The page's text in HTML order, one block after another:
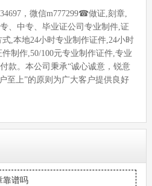
，微信m777299☎做证,刻章,
、中专、毕业证公司专业制件,证
,本地24小时专业制作证件,24小时
制作,50/100元专业制作证件,专业
款。本公司秉承“诚心诚意，锐意
至上”的原则为广大客户提供良好
靠谱吗